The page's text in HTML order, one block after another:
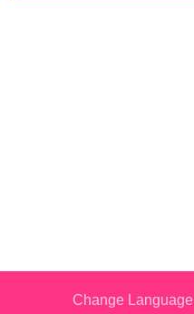
Change Language